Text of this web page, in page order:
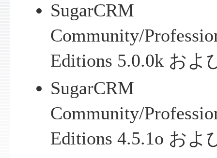
SugarCRM
Community/
Editions 5.0.0k およ
SugarCRM
Community/
Editions 4.5.1o およ